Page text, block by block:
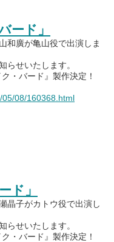
ード」
和廣が亀山役で出演しま
らせいたします。
・バード』製作決定！
05/08/160368.html
ド」
晶子がカトウ役で出演し
らせいたします。
・バード』製作決定！